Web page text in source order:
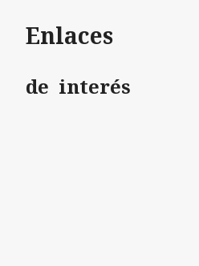
Enlaces
de interés